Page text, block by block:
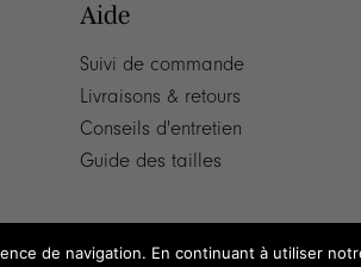
Aide
Suivi de commande
Livraisons & retours
Conseils d'entretien
Guide des tailles
de navigation. En continuant à utiliser